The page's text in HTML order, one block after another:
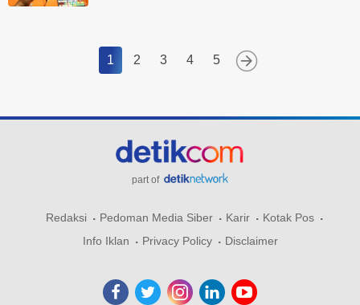
1 2 3 4 5
part of
Redaksi Pedoman Media Siber Karir
Kotak Pos
Info Iklan
Privacy Policy Disclaimer